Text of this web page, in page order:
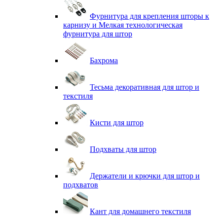
Фурнитура для крепления шторы к
карнизу и Мелкая технологическая
фурнитура для штор
Бахрома
Тесьма декоративная для штор и
текстиля
Кисти для штор
Подхваты для штор
Держатели и крючки для штор и
подхватов
Кант для домашнего текстиля